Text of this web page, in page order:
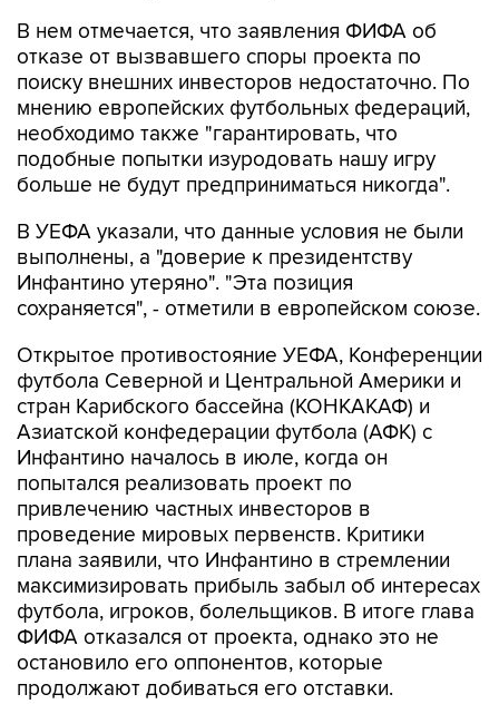
В нем отмечается, что заявления ФИФА об
отказе от вызвавшего споры проекта по
поиску внешних инвесторов недостаточно. По
мнению европейских футбольных федераций,
необходимо также "гарантировать, что
подобные попытки изуродовать нашу игру
больше не будут предприниматься никогда".
В УЕФА указали, что данные условия не были
выполнены, а "доверие к президентству
Инфантино утеряно". "Эта позиция
сохраняется", - отметили в европейском союзе.
Открытое противостояние УЕФА, Конференции
футбола Северной и Центральной Америки и
стран Карибского бассейна (КОНКАКАФ) и
Азиатской конфедерации футбола (АФК) с
Инфантино началось в июле, когда он
попытался реализовать проект по
привлечению частных инвесторов в
проведение мировых первенств. Критики
плана заявили, что Инфантино в стремлении
максимизировать прибыль забыл об интересах
футбола, игроков, болельщиков. В итоге глава
ФИФА отказался от проекта, однако это не
остановило его оппонентов, которые
продолжают добиваться его отставки.